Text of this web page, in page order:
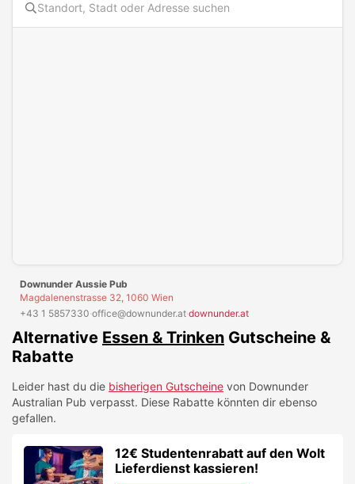
Downunder Aussie Pub
Magdalenenstrasse 32, 1060 Wien
+43 1 5857330·office@downunder.at·downunder.at
Alternative Essen & Trinken Gutscheine &
Rabatte
Leider hast du die bisherigen Gutscheine von Downunder
Australian Pub verpasst. Diese Rabatte könnten dir ebenso
gefallen.
12€ Studentenrabatt auf den Wolt
Lieferdienst kassieren!